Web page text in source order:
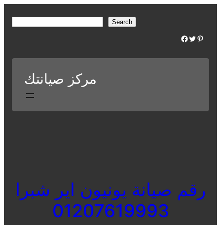
r
Search
Facebook Twitter Pinterest
مركز صيانتك
رقم صيانة يونيون اير شبرا
01207619993